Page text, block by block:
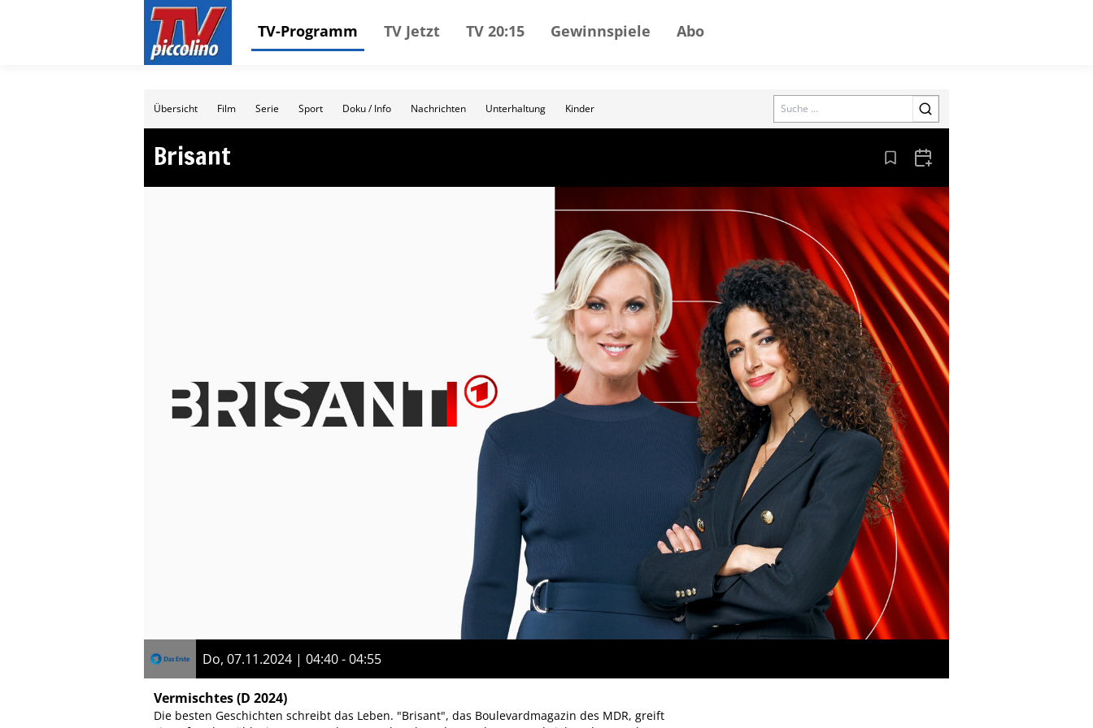
TV-Programm TV Jetzt TV 20:15 Gewinnspiele Abo
Übersicht Film Serie Sport Doku / Info Nachrichten Unterhaltung Kinder Search
Brisant Aus den Lesezeichen entfernen
Zum Kalender hinzufügen
Do, 07.11.2024 | 04:40 - 04:55
Vermischtes(D 2024)
Die besten Geschichten schreibt das Leben. "Brisant", das Boulevardmagazin des MDR, greift